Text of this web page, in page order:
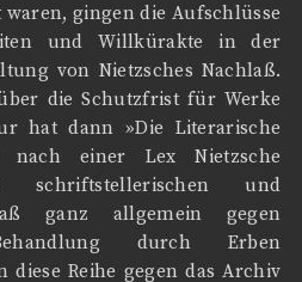
gingen die Aufschlüsse
und Willkürakte in der
von Nietzsches Nachlaß.
die Schutzfrist für Werke
hat dann »Die Literarische
nach einer Lex Nietzsche
und
ganz allgemein gegen
durch Erben
diese Reihe gegen das Archiv